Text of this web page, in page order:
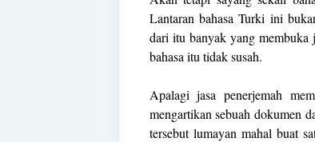
Lantaran bahasa Turki ini
dari itu banyak yang membuka
bahasa itu tidak susah.
Apalagi jasa penerjemah
mengartikan sebuah dokumen
tersebut lumayan mahal buat